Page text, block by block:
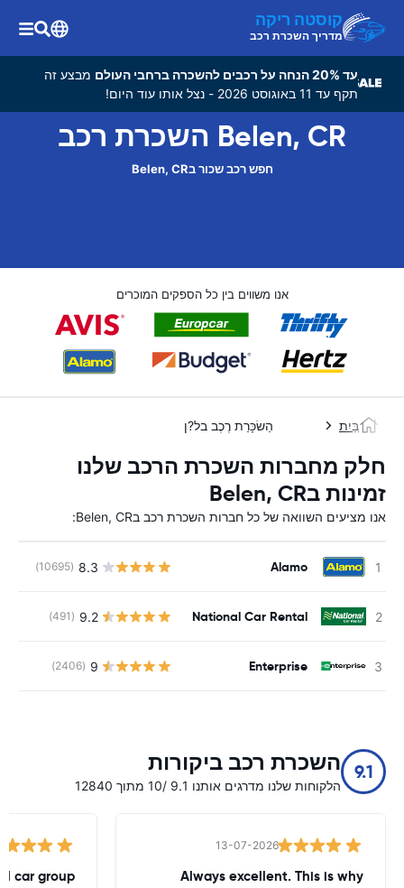
קוסטה ריקה
מדריך השכרת רכב
עד 20% הנחה על רכבים להשכרה ברחבי העולם
מבצע זה
תקף עד 11 באוגוסט 2026 - נצל אותו עוד היום!
Belen, CR השכרת רכב
חפש רכב שכור בBelen, CR
אנו משווים בין כל הספקים המוכרים
בַּיִת הַשׂכָּרַת רֶכֶב בל?ן
חלק מחברות השכרת הרכב שלנו
זמינות בBelen, CR
אנו מציעים השוואה של כל חברות השכרת רכב בBelen, CR:
Alamo
8.3
(10695)
National Car Rental
9.2
(491)
Enterprise
9
(2406)
9.1 השכרת רכב ביקורות
הלקוחות שלנו מדרגים אותנו 9.1 /10 מתוך 12840
13-07-2026
Always excellent. This is why
car group